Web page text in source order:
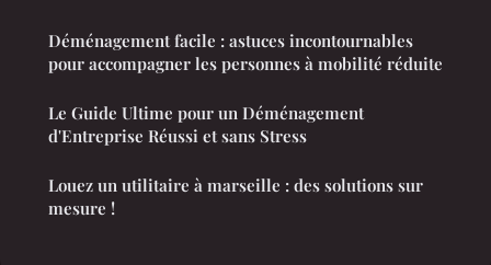
Déménagement facile : astuces incontournables
pour accompagner les personnes à mobilité réduite
Le Guide Ultime pour un Déménagement
d'Entreprise Réussi et sans Stress
Louez un utilitaire à marseille : des solutions sur
mesure !